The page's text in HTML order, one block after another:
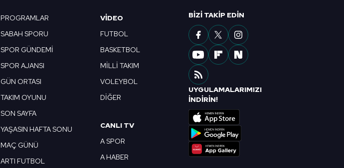
PROGRAMLAR
SABAH SPORU
SPOR GÜNDEMİ
SPOR AJANSI
GÜN ORTASI
TAKIM OYUNU
SON SAYFA
YAŞASIN HAFTA SONU
MAÇ GÜNÜ
ARTI FUTBOL
VIDEO
FUTBOL
BASKETBOL
MİLLİ TAKIM
VOLEYBOL
DİĞER
CANLI TV
A SPOR
A HABER
BIZI TAKIP EDIN
UYGULAMALARIMIZI
İNDİRİN!